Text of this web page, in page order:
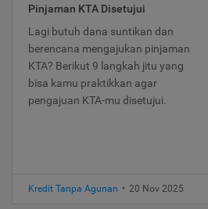
Pinjaman KTA Disetujui
Lagi butuh dana suntikan dan
berencana mengajukan pinjaman
KTA? Berikut 9 langkah jitu yang
bisa kamu praktikkan agar
pengajuan KTA-mu disetujui.
Kredit Tanpa Agunan • 20 Nov 2025